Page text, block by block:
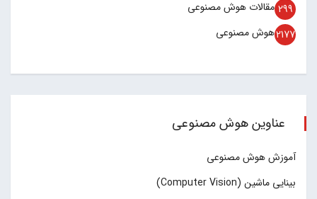
مقالات هوش مصنوعی 299
هوش مصنوعی2177
عناوین هوش مصنوعی
آموزش هوش مصنوعی
بینایی ماشین (Computer Vision)